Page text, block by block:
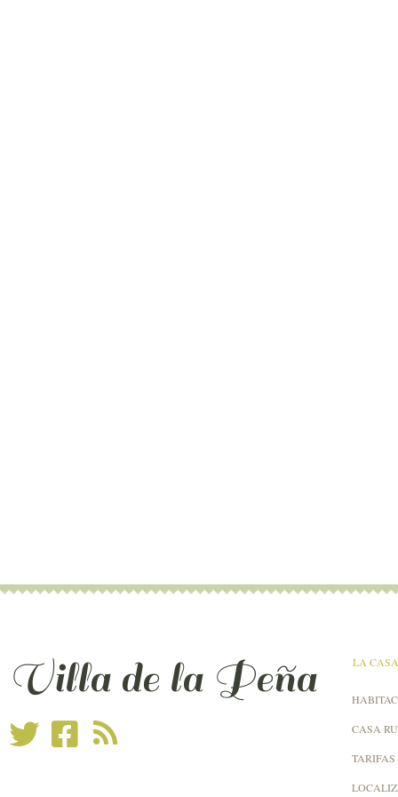
Villa de la Peña LA CASA
CASA
TARIFAS